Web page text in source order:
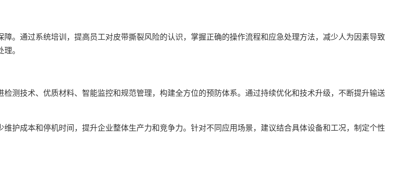
。通过系统培训，提高员工对皮带撕裂风险的认识，掌握正确的操作流程和应急处理方法，减少人为因素导致
。
测技术、优质材料、智能监控和规范管理，构建全方位的预防体系。通过持续优化和技术升级，不断提升输送
护成本和停机时间，提升企业整体生产力和竞争力。针对不同应用场景，建议结合具体设备和工况，制定个性